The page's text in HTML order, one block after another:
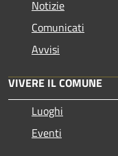
Notizie
Comunicati
Avvisi
VIVERE IL COMUNE
Luoghi
Eventi